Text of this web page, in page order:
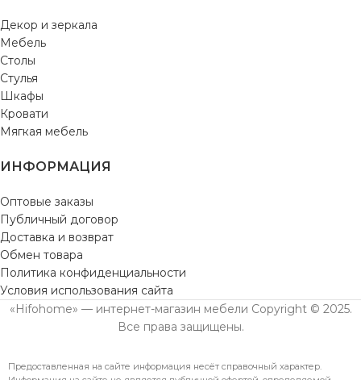
Декор и зеркала
Мебель
Столы
Стулья
Шкафы
Кровати
Мягкая мебель
ИНФОРМАЦИЯ
Оптовые заказы
Публичный договор
Доставка и возврат
Обмен товара
Политика конфиденциальности
Условия использования сайта
«Hifohome» — интернет-магазин мебели Copyright © 2025.
Все права защищены.
Предоставленная на сайте информация несёт справочный характер.